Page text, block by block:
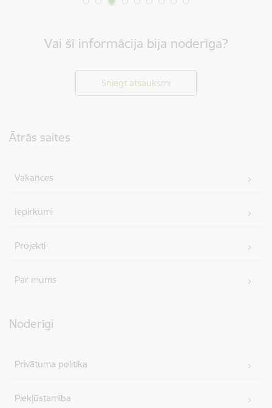
Vai šī informācija bija noderīga?
Sniegt atsauksmi
Ātrās saites
Vakances
Iepirkumi
Projekti
Par mums
Noderīgi
Privātuma politika
Piekļūstamība